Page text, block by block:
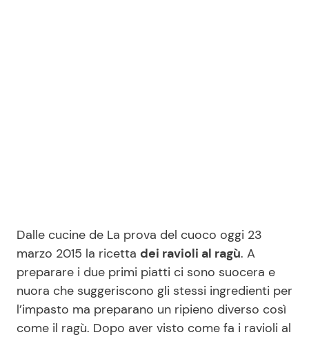
Salute
Viaggi e Turismo
Festività
Ricette Facili e Veloci
Ricette Feste
Ricette per Bambini
Dalle cucine de La prova del cuoco oggi 23
marzo 2015 la ricetta dei ravioli al ragù. A
preparare i due primi piatti ci sono suocera e
nuora che suggeriscono gli stessi ingredienti per
l’impasto ma preparano un ripieno diverso così
come il ragù. Dopo aver visto come fa i ravioli al